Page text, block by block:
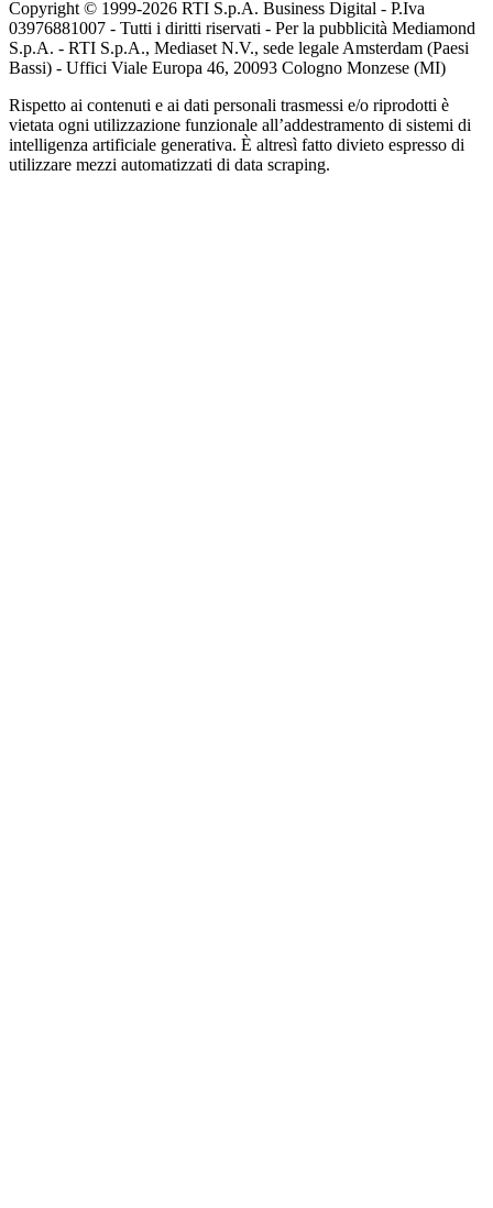
Copyright © 1999-2026 RTI S.p.A. Business Digital - P.Iva
03976881007 - Tutti i diritti riservati - Per la pubblicità Mediamond
S.p.A. - RTI S.p.A., Mediaset N.V., sede legale Amsterdam (Paesi
Bassi) - Uffici Viale Europa 46, 20093 Cologno Monzese (MI)
Rispetto ai contenuti e ai dati personali trasmessi e/o riprodotti è
vietata ogni utilizzazione funzionale all’addestramento di sistemi di
intelligenza artificiale generativa. È altresì fatto divieto espresso di
utilizzare mezzi automatizzati di data scraping.